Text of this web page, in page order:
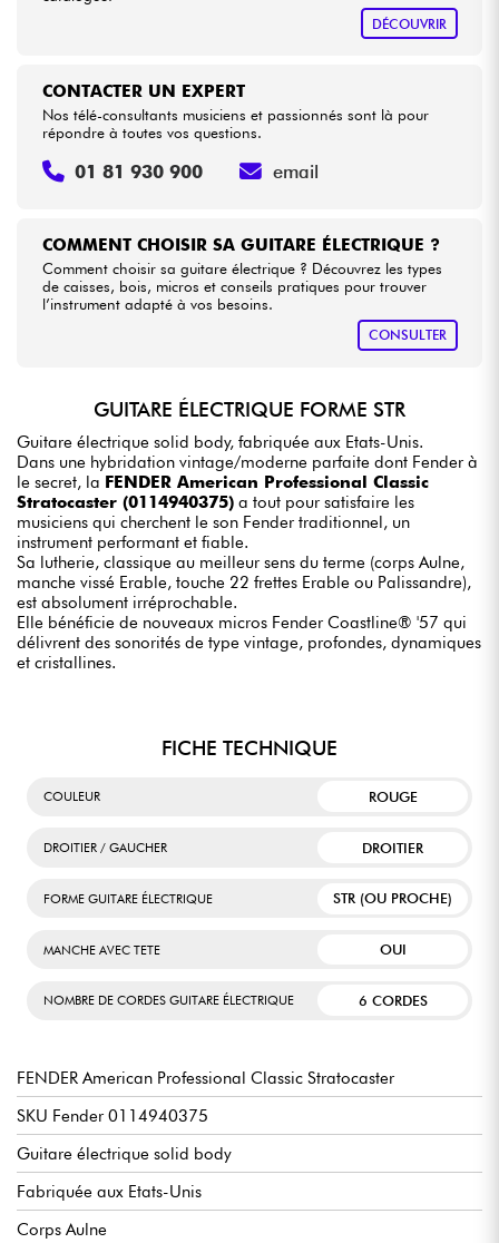
DÉCOUVRIR
COMMENT CHOISIR SA GUITARE ÉLECTRIQUE ?
Comment choisir sa guitare électrique ? Découvrez les types
de caisses, bois, micros et conseils pratiques pour trouver
l’instrument adapté à vos besoins.
CONSULTER
CONTACTER UN EXPERT
Nos télé-consultants musiciens et passionnés sont là pour
répondre à toutes vos questions.
01 81 930 900 email
GUITARE ÉLECTRIQUE FORME STR
Guitare électrique solid body, fabriquée aux Etats-Unis.
Dans une hybridation vintage/moderne parfaite dont Fender à
le secret, la FENDER American Professional Classic
Stratocaster (0114940375) a tout pour satisfaire les
musiciens qui cherchent le son Fender traditionnel, un
instrument performant et fiable.
Sa lutherie, classique au meilleur sens du terme (corps Aulne,
manche vissé Erable, touche 22 frettes Erable ou Palissandre),
est absolument irréprochable.
Elle bénéficie de nouveaux micros Fender Coastline® '57 qui
délivrent des sonorités de type vintage, profondes, dynamiques
et cristallines.
FICHE TECHNIQUE
COULEUR ROUGE
DROITIER / GAUCHER DROITIER
FORME GUITARE ÉLECTRIQUE STR (OU PROCHE)
MANCHE AVEC TETE OUI
NOMBRE DE CORDES GUITARE ÉLECTRIQUE 6 CORDES
FENDER American Professional Classic Stratocaster
SKU Fender 0114940375
Guitare électrique solid body
Fabriquée aux Etats-Unis
Corps Aulne